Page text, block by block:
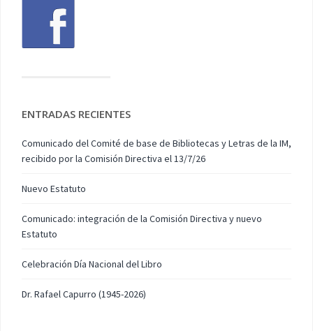
ENTRADAS RECIENTES
Comunicado del Comité de base de Bibliotecas y Letras de la IM,
recibido por la Comisión Directiva el 13/7/26
Nuevo Estatuto
Comunicado: integración de la Comisión Directiva y nuevo
Estatuto
Celebración Día Nacional del Libro
Dr. Rafael Capurro (1945-2026)